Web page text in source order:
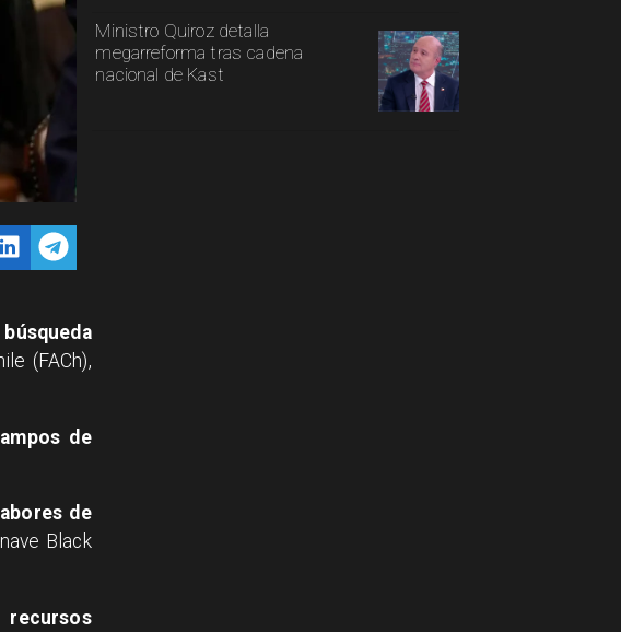
Ministro Quiroz detalla
megarreforma tras cadena
nacional de Kast
búsqueda
(FACh),
de
de
Black
recursos